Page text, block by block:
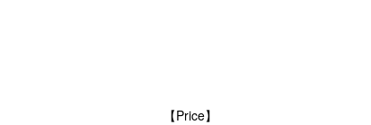
【Price】